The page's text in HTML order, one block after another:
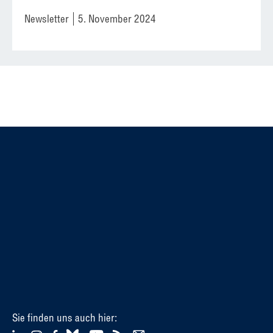
Newsletter 5. November 2024
Sie finden uns auch hier: